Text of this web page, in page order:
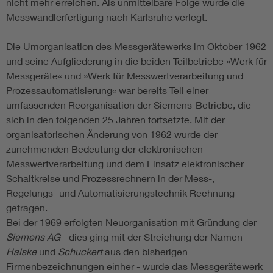
nicht mehr erreichen. Als unmittelbare Folge wurde die
Messwandlerfertigung nach Karlsruhe verlegt.
Die Umorganisation des Messgerätewerks im Oktober 1962
und seine Aufgliederung in die beiden Teilbetriebe »Werk für
Messgeräte« und »Werk für Messwertverarbeitung und
Prozessautomatisierung« war bereits Teil einer
umfassenden Reorganisation der Siemens-Betriebe, die
sich in den folgenden 25 Jahren fortsetzte. Mit der
organisatorischen Änderung von 1962 wurde der
zunehmenden Bedeutung der elektronischen
Messwertverarbeitung und dem Einsatz elektronischer
Schaltkreise und Prozessrechnern in der Mess-,
Regelungs- und Automatisierungstechnik Rechnung
getragen.
Bei der 1969 erfolgten Neuorganisation mit Gründung der
Siemens AG- dies ging mit der Streichung der Namen
Halskeund Schuckertaus den bisherigen
Firmenbezeichnungen einher - wurde das Messgerätewerk